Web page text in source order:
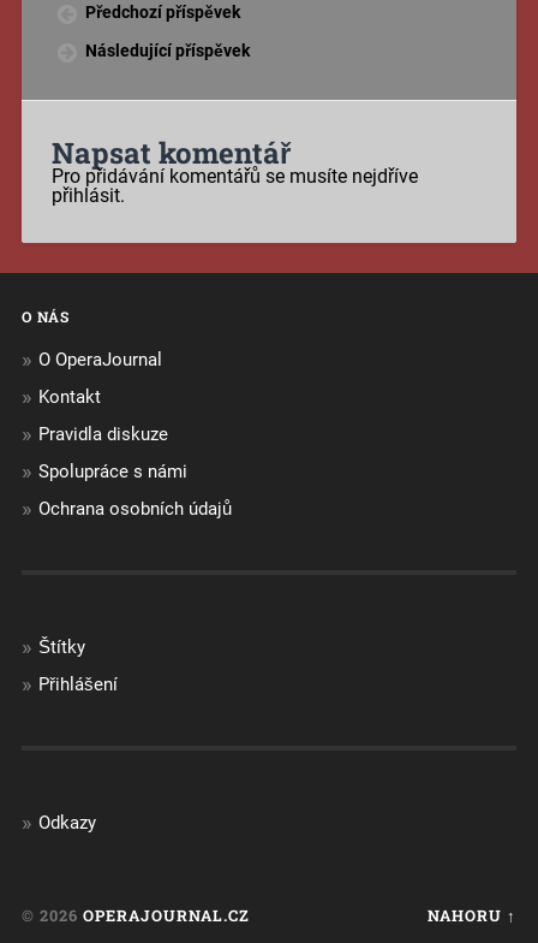
Předchozí příspěvek
Následující příspěvek
Napsat komentář
Pro přidávání komentářů se musíte nejdříve
přihlásit.
O NÁS
O OperaJournal
Kontakt
Pravidla diskuze
Spolupráce s námi
Ochrana osobních údajů
Štítky
Přihlášení
Odkazy
© 2026 OPERAJOURNAL.CZ NAHORU ↑